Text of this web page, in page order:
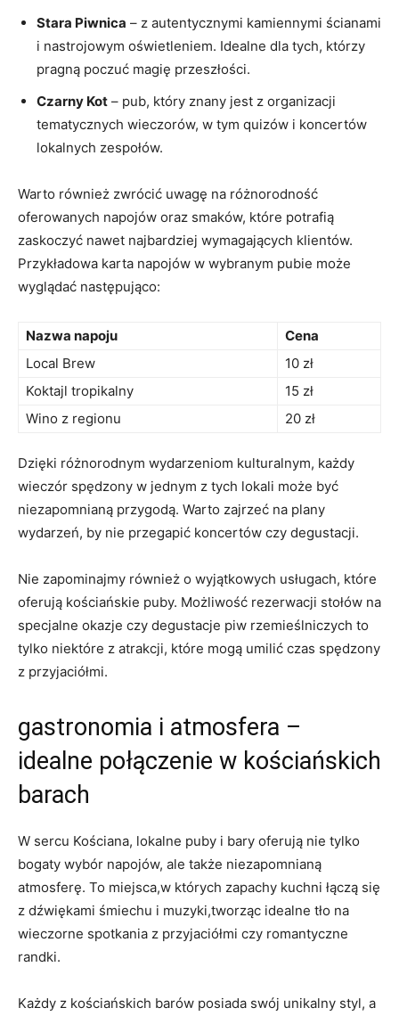
Stara Piwnica – z autentycznymi kamiennymi ścianami
i nastrojowym oświetleniem. Idealne dla tych, którzy
pragną poczuć magię przeszłości.
Czarny Kot – pub, który znany jest z organizacji
tematycznych wieczorów, w tym quizów i koncertów
lokalnych zespołów.
Warto również zwrócić uwagę na różnorodność
oferowanych napojów oraz smaków, które potrafią
zaskoczyć nawet najbardziej wymagających klientów.
Przykładowa karta napojów w wybranym pubie może
wyglądać następująco:
Nazwa napoju
Cena
Local Brew
10 zł
Koktajl tropikalny
15 zł
Wino z regionu
20 zł
Dzięki różnorodnym wydarzeniom kulturalnym, każdy
wieczór spędzony w jednym z tych lokali może być
niezapomnianą przygodą. Warto zajrzeć na plany
wydarzeń, by nie przegapić koncertów czy degustacji.
Nie zapominajmy również o wyjątkowych usługach, które
oferują kościańskie puby. Możliwość rezerwacji stołów na
specjalne okazje czy degustacje piw rzemieślniczych to
tylko niektóre z atrakcji, które mogą umilić czas spędzony
z przyjaciółmi.
gastronomia i atmosfera –
idealne połączenie w kościańskich
barach
W sercu Kościana, lokalne puby i bary oferują nie tylko
bogaty wybór napojów, ale także niezapomnianą
atmosferę. To miejsca,w których zapachy kuchni łączą się
z dźwiękami śmiechu i muzyki,tworząc idealne tło na
wieczorne spotkania z przyjaciółmi czy romantyczne
randki.
Każdy z kościańskich barów posiada swój unikalny styl, a